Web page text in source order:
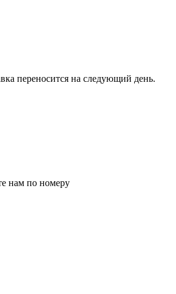
переносится на следующий день.
нам по номеру